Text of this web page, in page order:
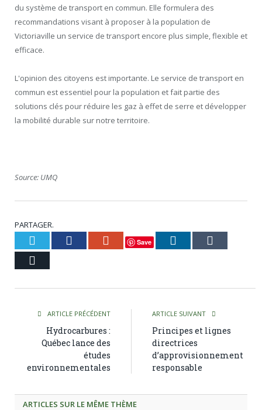
du système de transport en commun. Elle formulera des
recommandations visant à proposer à la population de
Victoriaville un service de transport encore plus simple, flexible et
efficace.
L'opinion des citoyens est importante. Le service de transport en
commun est essentiel pour la population et fait partie des
solutions clés pour réduire les gaz à effet de serre et développer
la mobilité durable sur notre territoire.
Source: UMQ
PARTAGER.
Twitter Facebook Google+
Save LinkedIn
ARTICLE PRÉCÉDENT
Hydrocarbures :
Québec lance des
études
environnementales
ARTICLE SUIVANT
Principes et lignes
directrices
d’approvisionnement
responsable
ARTICLES SUR LE MÊME THÈME